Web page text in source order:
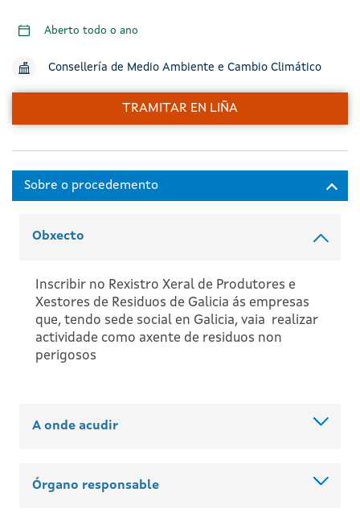
Aberto todo o ano
Consellería de Medio Ambiente e Cambio Climático
TRAMITAR EN LIÑA
Obxecto
Inscribir no Rexistro Xeral de Produtores e
Xestores de Residuos de Galicia ás empresas
que, tendo sede social en Galicia, vaia realizar
actividade como axente de residuos non
perigosos
A onde acudir
Órgano responsable